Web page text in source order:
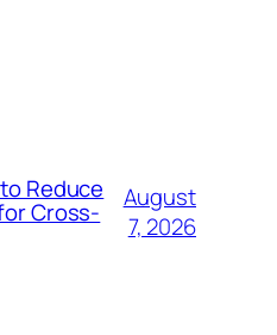
Reduce
Cross-
August
7, 2026